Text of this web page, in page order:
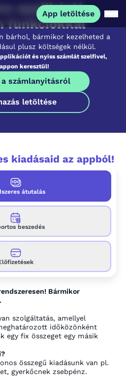
App letöltése
App letöltése
applikáció
funkciókkal
bárhol, bármikor kezelheted a
plusz költségek nélkül.
és nyiss számlát szelfivel,
keresztül!
a számlanyitásról
letöltése
kiadásaid az appból!
átutalás
beszedés
Bármikor
szolgáltatás, amellyel
időközönként
egy fix összeget egy másik
összegű kiadásunk van pl.
gyerkőcnek zsebpénz.